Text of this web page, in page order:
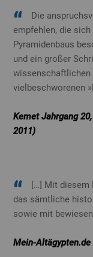
Die
empfehlen, die
Pyramidenbaus
und ein großer
wissenschaftlichen
vielbeschworenen
Kemet Jahrgang
2011)
[…] Mit diesem
das sämtliche
sowie mit
Mein-Altägypten.de